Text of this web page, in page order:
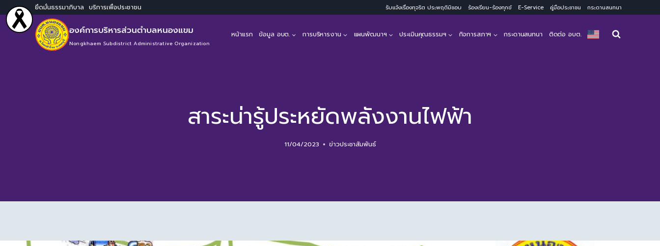
ยึดมั่นธรรมาภิบาล บริการเพื่อประชาชน รับแจ้งเรื่องทุจริต ประพฤติมิชอบ ร้องเรียน-ร้องทุกข์ E-Service คู่มือประชาชน กระดานสนทนา
องค์การบริหารส่วนตำบลหนองแขม
Nongkhaem Subdistrict Administrative Organization
หน้าแรก ข้อมูล อบต. การบริหารงาน แผนพัฒนาฯ ประเมินคุณธรรมฯ กิจการสภาฯ กระดานสนทนา ติดต่อ อบต.
สาระน่ารู้ประหยัดพลังงานไฟฟ้า
11/04/2023 ข่าวประชาสัมพันธ์